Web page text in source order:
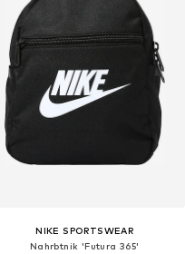
NIKE SPORTSWEAR
Nahrbtnik 'Futura 365'